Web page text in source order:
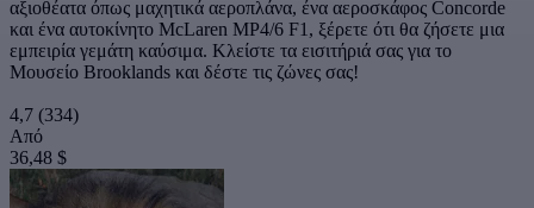
αξιοθέατα όπως μαχητικά αεροπλάνα, ένα αεροσκάφος Concorde
και ένα αυτοκίνητο McLaren MP4/6 F1, ξέρετε ότι θα ζήσετε μια
εμπειρία γεμάτη καύσιμα. Κλείστε τα εισιτήριά σας για το
Μουσείο Brooklands και δέστε τις ζώνες σας!
4,7 (334)
Από
36,48 $